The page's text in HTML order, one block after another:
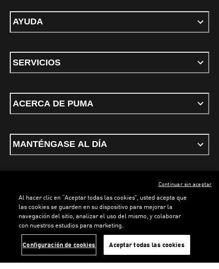
LOADING...
AYUDA
SERVICIOS
ACERCA DE PUMA
MANTÉNGASE AL DÍA
Términos y condicionesPolítica de Privacidad
ESPAÑOL
PUMA, 2026. Todos los derechos reservados
Al hacer clic en “Aceptar todas las cookies”, usted acepta que
las cookies se guarden en su dispositivo para mejorar la
navegación del sitio, analizar el uso del mismo, y colaborar
con nuestros estudios para marketing.
Configuración de cookies Aceptar todas las cookies
Continuar sin aceptar